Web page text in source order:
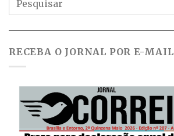
RECEBA O JORNAL POR E-MAIL